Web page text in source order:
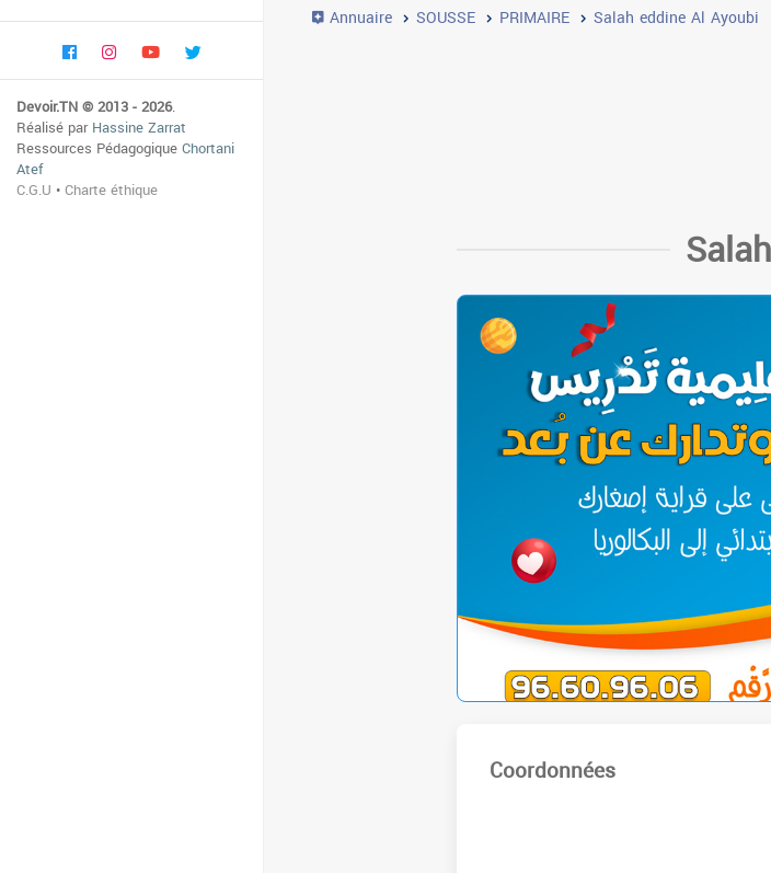
Devoir.TN © 2013 - 2026.
Réalisé parHassine Zarrat
Ressources PédagogiqueChortani
Atef
C.G.U •Charte éthique
Annuaire SOUSSE PRIMAIRE Salah eddine Al Ayoubi
Coordonnées